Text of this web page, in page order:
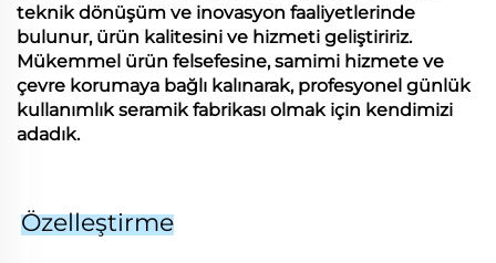
teknik dönüşüm ve inovasyon faaliyetlerinde
bulunur, ürün kalitesini ve hizmeti geliştiririz.
Mükemmel ürün felsefesine, samimi hizmete ve
çevre korumaya bağlı kalınarak, profesyonel günlük
kullanımlık seramik fabrikası olmak için kendimizi
adadık.
Özelleştirme